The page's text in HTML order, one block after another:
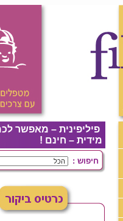
פיליפינית – מאפשר
מידית – חינם !
חיפוש :